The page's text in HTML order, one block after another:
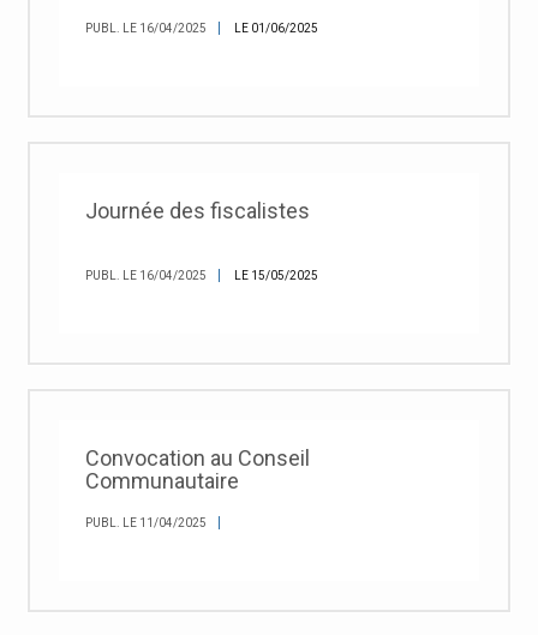
PUBL. LE 16/04/2025 LE 01/06/2025
Journée des fiscalistes
PUBL. LE 16/04/2025 LE 15/05/2025
Convocation au Conseil
Communautaire
PUBL. LE 11/04/2025